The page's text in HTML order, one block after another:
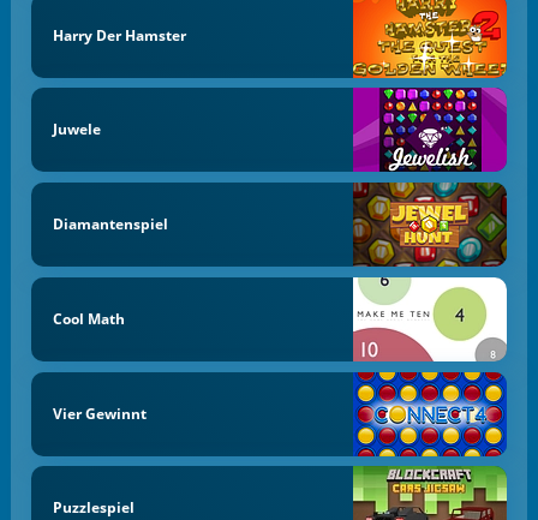
Harry Der Hamster
Juwele
Diamantenspiel
Cool Math
Vier Gewinnt
Puzzlespiel